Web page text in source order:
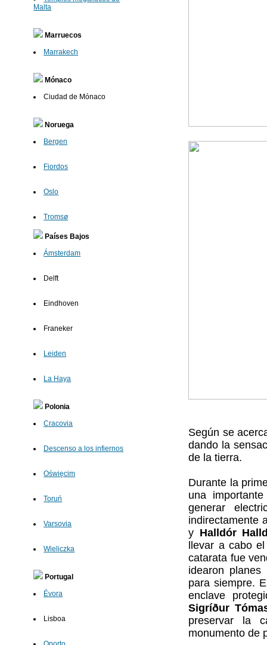
Malta
Marruecos
Marrakech
Mónaco
Ciudad de Mónaco
Noruega
Bergen
Fiordos
Oslo
Tromsø
Países Bajos
Ámsterdam
Delft
Eindhoven
Franeker
Leiden
La Haya
Polonia
Cracovia
Descenso a los infiernos
Oświęcim
Toruń
Varsovia
Wieliczka
Portugal
Évora
Lisboa
Según se
dando la
de la tierra.
Durante la
una
generar
indirectamente
y Halldór
llevar a cabo
catarata fue
idearon
para siempre.
enclave
Sigríður
preservar la
monumento de